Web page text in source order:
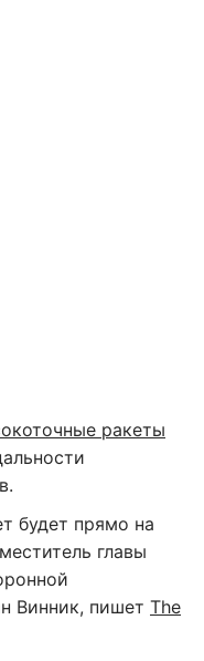
ракеты
будет прямо на
главы
Винник, пишет The